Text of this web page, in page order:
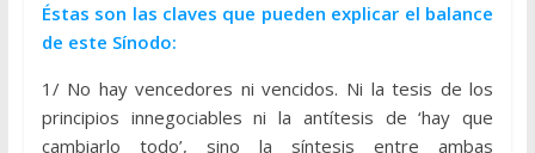
Éstas son las claves que pueden explicar el balance
de este Sínodo:
1/ No hay vencedores ni vencidos. Ni la tesis de los
principios innegociables ni la antítesis de ‘hay que
cambiarlo todo’, sino la síntesis entre ambas